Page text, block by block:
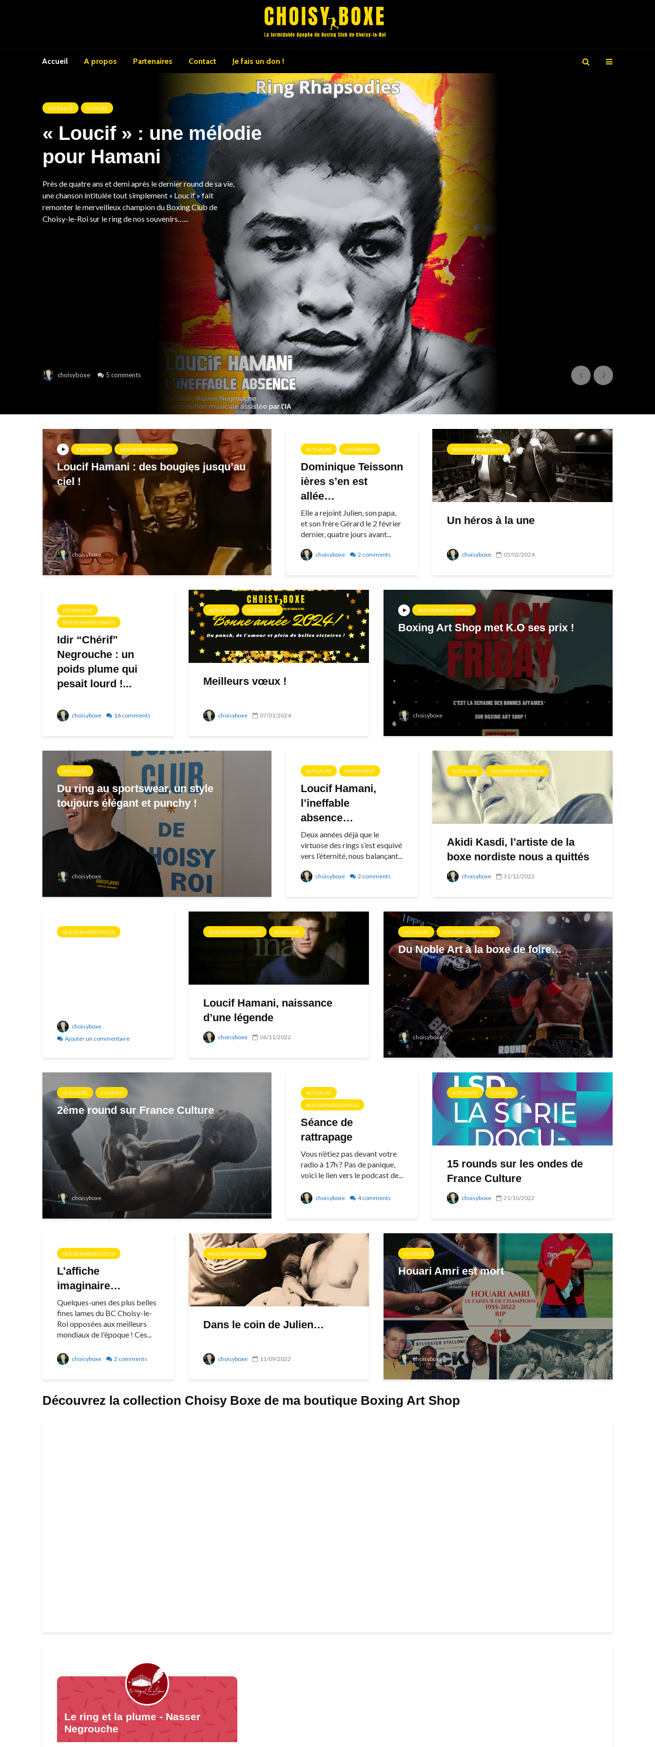
Accueil A propos Partenaires Contact Je fais un don !
ACTUALITÉ CULTURE
« Loucif » : une mélodie
pour Hamani
Près de quatre ans et demi après le dernier round de sa vie,
une chanson intitulée tout simplement « Loucif » fait
remonter le merveilleux champion du Boxing Club de
Choisy-le-Roi sur le ring de nos souvenirs…...
choisyboxe 5 comments
EVÉNEMENT NOS DERNIÈRES INFOS
Loucif Hamani : des bougies jusqu’au
ciel !
choisyboxe
ACTUALITÉ EVÉNEMENT
Dominique Teissonn
ières s’en est
allée…
Elle a rejoint Julien, son papa,
et son frère Gérard le 2 février
dernier, quatre jours avant...
choisyboxe 2 comments
NOS DERNIÈRES INFOS
Un héros à la une
choisyboxe 05/02/2024
EVÉNEMENT
NOS DERNIÈRES INFOS
Idir “Chérif”
Negrouche : un
poids plume qui
pesait lourd !...
choisyboxe 16 comments
ACTUALITÉ EVÉNEMENT
Meilleurs vœux !
choisyboxe 07/01/2024
NOS DERNIÈRES INFOS
Boxing Art Shop met K.O ses prix !
choisyboxe
ACTUALITÉ
Du ring au sportswear, un style
toujours élégant et punchy !
choisyboxe
ACTUALITÉ EVÉNEMENT
Loucif Hamani,
l’ineffable
absence…
Deux années déjà que le
virtuose des rings s’est esquivé
vers l’éternité, nous balançant...
choisyboxe 2 comments
ACTUALITÉ NOS DERNIÈRES INFOS
Akidi Kasdi, l’artiste de la
boxe nordiste nous a quittés
choisyboxe 31/12/2022
NOS DERNIÈRES INFOS
choisyboxe
Ajouter un commentaire
NOS DERNIÈRES INFOS NOSTALGIE
Loucif Hamani, naissance
d’une légende
choisyboxe 06/11/2022
ACTUALITÉ NOS DERNIÈRES INFOS
Du Noble Art à la boxe de foire…
choisyboxe
ACTUALITÉ CULTURE
2ème round sur France Culture
choisyboxe
ACTUALITÉ
NOS DERNIÈRES INFOS
Séance de
rattrapage
Vous n’étiez pas devant votre
radio à 17h ? Pas de panique,
voici le lien vers le podcast de...
choisyboxe 4 comments
ACTUALITÉ CULTURE
15 rounds sur les ondes de
France Culture
choisyboxe 21/10/2022
NOS DERNIÈRES INFOS
L’affiche
imaginaire…
Quelques-unes des plus belles
fines lames du BC Choisy-le-
Roi opposées aux meilleurs
mondiaux de l'époque ! Ces...
choisyboxe 2 comments
NOS DERNIÈRES INFOS
Dans le coin de Julien…
choisyboxe 11/09/2022
ACTUALITÉ
Houari Amri est mort
choisyboxe
Découvrez la collection Choisy Boxe de ma boutique Boxing Art Shop
Le ring et la plume - Nasser
Negrouche